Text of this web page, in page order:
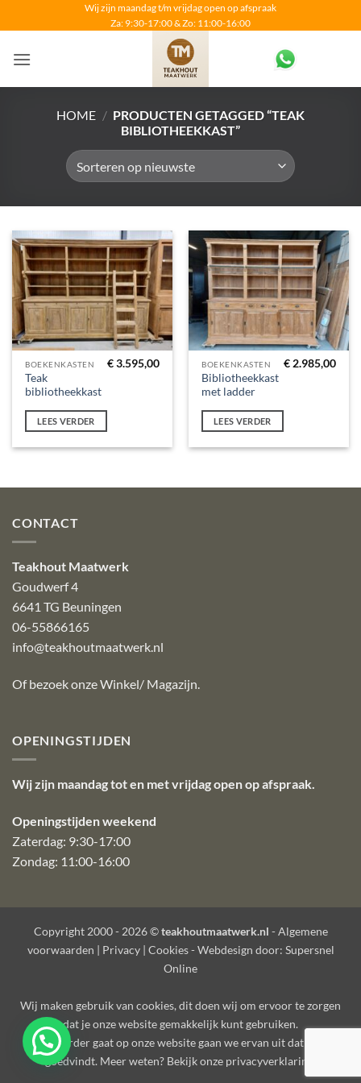
naar
Wij zijn maandag t/m vrijdag open op afspraak
Za: 9:30-17:00 & Zo: 11:00-16:00
HOME / PRODUCTEN GETAGGED “TEAK
BIBLIOTHEEKKAST”
BOEKENKASTEN
Teak
bibliotheekkast
€3.595,00
LEES VERDER
BOEKENKASTEN
Bibliotheekkast
met ladder
€2.985,00
LEES VERDER
CONTACT
Teakhout Maatwerk
Goudwerf 4
6641 TG Beuningen
06-55866165
info@teakhoutmaatwerk.nl
Of bezoek onzeWinkel/ Magazijn.
OPENINGSTIJDEN
Wij zijn maandag tot en met vrijdag open op afspraak.
Openingstijden weekend
Zaterdag: 9:30-17:00
Zondag: 11:00-16:00
Copyright 2000 - 2026 ©teakhoutmaatwerk.nl - Algemene
voorwaarden | Privacy| Cookies- Webdesign door: Supersnel
Online
Wij maken gebruik van cookies, dit doen wij om ervoor te zorgen
dat je onze website gemakkelijk kunt gebruiken.
Als je verder gaat op onze website gaan we ervan uit dat je dat
goedvindt. Meer weten? Bekijk onze privacyverklaring